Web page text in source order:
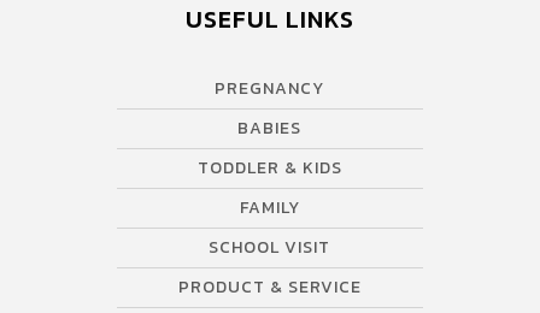
USEFUL LINKS
PREGNANCY
BABIES
TODDLER & KIDS
FAMILY
SCHOOL VISIT
PRODUCT & SERVICE